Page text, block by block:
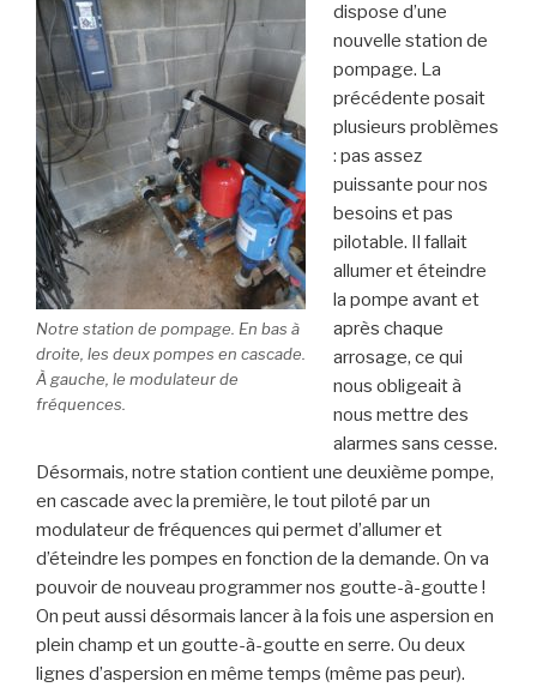
Notre station de pompage. En bas à
droite, les deux pompes en cascade.
À gauche, le modulateur de
fréquences.
dispose d’une
nouvelle station de
pompage. La
précédente posait
plusieurs problèmes
: pas assez
puissante pour nos
besoins et pas
pilotable. Il fallait
allumer et éteindre
la pompe avant et
après chaque
arrosage, ce qui
nous obligeait à
nous mettre des
alarmes sans cesse.
Désormais, notre station contient une deuxième pompe,
en cascade avec la première, le tout piloté par un
modulateur de fréquences qui permet d’allumer et
d’éteindre les pompes en fonction de la demande. On va
pouvoir de nouveau programmer nos goutte-à-goutte !
On peut aussi désormais lancer à la fois une aspersion en
plein champ et un goutte-à-goutte en serre. Ou deux
lignes d’aspersion en même temps (même pas peur).